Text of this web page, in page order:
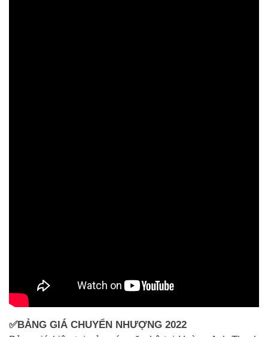
✅BẢNG GIÁ CHUYỂN NHƯỢNG 2022